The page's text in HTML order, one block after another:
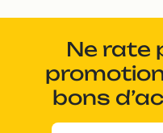
Ne rate
bons